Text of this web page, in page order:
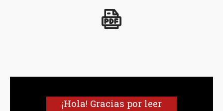
¡Hola! Gracias por leer